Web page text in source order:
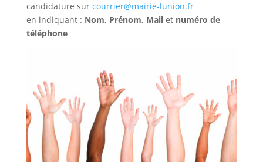
candidature sur courrier@mairie-lunion.fr
en indiquant : Nom, Prénom, Mail etnuméro de
téléphone